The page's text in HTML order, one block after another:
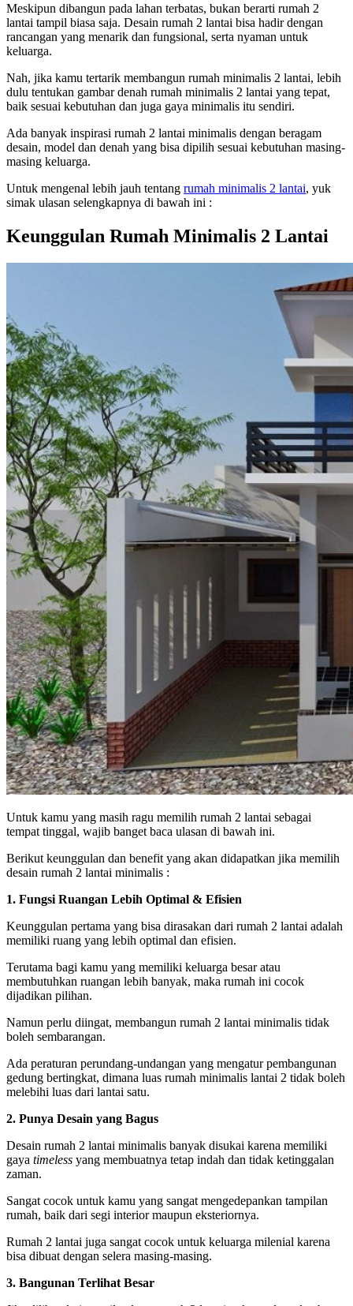
Meskipun dibangun pada lahan terbatas, bukan berarti rumah 2
lantai tampil biasa saja. Desain rumah 2 lantai bisa hadir dengan
rancangan yang menarik dan fungsional, serta nyaman untuk
keluarga.
Nah, jika kamu tertarik membangun rumah minimalis 2 lantai, lebih
dulu tentukan gambar denah rumah minimalis 2 lantai yang tepat,
baik sesuai kebutuhan dan juga gaya minimalis itu sendiri.
Ada banyak inspirasi rumah 2 lantai minimalis dengan beragam
desain, model dan denah yang bisa dipilih sesuai kebutuhan masing-
masing keluarga.
Untuk mengenal lebih jauh tentang rumah minimalis 2 lantai, yuk
simak ulasan selengkapnya di bawah ini :
Keunggulan Rumah Minimalis 2 Lantai
Untuk kamu yang masih ragu memilih rumah 2 lantai sebagai
tempat tinggal, wajib banget baca ulasan di bawah ini.
Berikut keunggulan dan benefit yang akan didapatkan jika memilih
desain rumah 2 lantai minimalis :
1. Fungsi Ruangan Lebih Optimal & Efisien
Keunggulan pertama yang bisa dirasakan dari rumah 2 lantai adalah
memiliki ruang yang lebih optimal dan efisien.
Terutama bagi kamu yang memiliki keluarga besar atau
membutuhkan ruangan lebih banyak, maka rumah ini cocok
dijadikan pilihan.
Namun perlu diingat, membangun rumah 2 lantai minimalis tidak
boleh sembarangan.
Ada peraturan perundang-undangan yang mengatur pembangunan
gedung bertingkat, dimana luas rumah minimalis lantai 2 tidak boleh
melebihi luas dari lantai satu.
2. Punya Desain yang Bagus
Desain rumah 2 lantai minimalis banyak disukai karena memiliki
gaya timeless yang membuatnya tetap indah dan tidak ketinggalan
zaman.
Sangat cocok untuk kamu yang sangat mengedepankan tampilan
rumah, baik dari segi interior maupun eksteriornya.
Rumah 2 lantai juga sangat cocok untuk keluarga milenial karena
bisa dibuat dengan selera masing-masing.
3. Bangunan Terlihat Besar